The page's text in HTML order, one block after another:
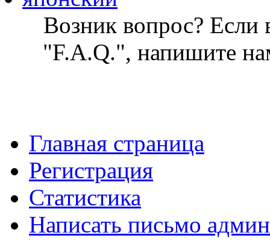
Возник вопрос? Если
"F.A.Q.", напишите
Главная страница
Регистрация
Статистика
Написать письмо